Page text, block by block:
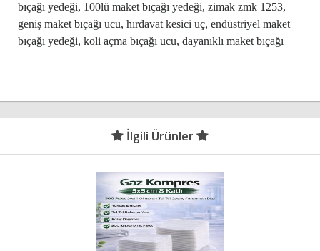
bıçağı yedeği, 100lü maket bıçağı yedeği, zimak zmk 1253,
geniş maket bıçağı ucu, hırdavat kesici uç, endüstriyel maket
bıçağı yedeği, koli açma bıçağı ucu, dayanıklı maket bıçağı
İlgili Ürünler